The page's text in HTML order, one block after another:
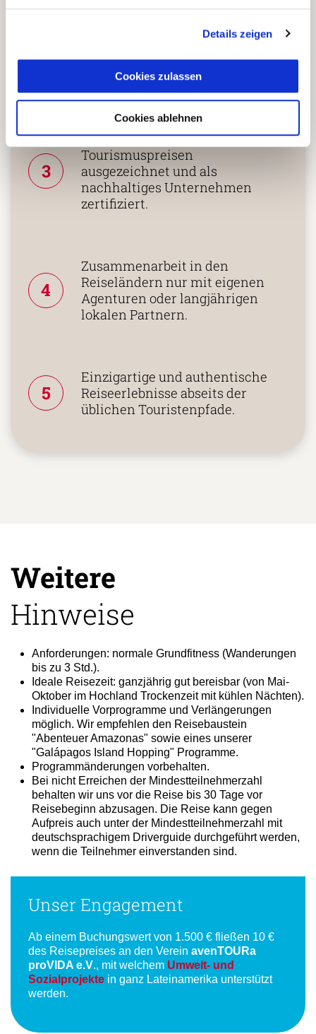
Details zeigen
Cookies zulassen
Cookies ablehnen
25 Jahren Erfahrung!
Persönliche Beratung durch
vielgereiste
Länderspezialisten.
3
Mehrfach mit
Tourismuspreisen
ausgezeichnet und als
nachhaltiges Unternehmen
4
Zusammenarbeit in den
Reiseländern nur mit eigenen
Agenturen oder langjährigen
5
Einzigartige und authentische
Reiseerlebnisse abseits der
Weitere
Hinweise
Anforderungen: normale Grundfitness (Wanderungen
bis zu 3 Std.).
Ideale Reisezeit: ganzjährig gut bereisbar (von Mai-
Oktober im Hochland Trockenzeit mit kühlen Nächten).
Individuelle Vorprogramme und Verlängerungen
möglich. Wir empfehlen den Reisebaustein
"Abenteuer Amazonas" sowie eines unserer
"Galápagos Island Hopping" Programme.
Programmänderungen vorbehalten.
Bei nicht Erreichen der Mindestteilnehmerzahl
behalten wir uns vor die Reise bis 30 Tage vor
Reisebeginn abzusagen. Die Reise kann gegen
Aufpreis auch unter der Mindestteilnehmerzahl mit
wenn die Teilnehmer einverstanden sind.
Unser Engagement
Ab einem Buchungswert von 1.500 € fließen 10 €
des Reisepreises an den VereinavenTOURa
proVIDA e.V